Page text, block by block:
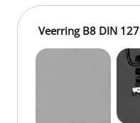
Veerring B8 DIN 127